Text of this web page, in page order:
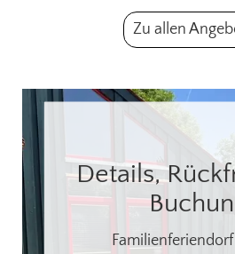
Zu allen
Details,